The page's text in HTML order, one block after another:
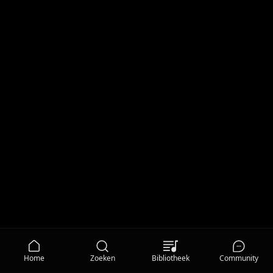
Home Zoeken Bibliotheek Community